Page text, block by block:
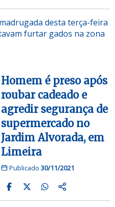
desta terça-feira
furtar gados na zona
Homem é preso após
roubar cadeado e
agredir segurança de
supermercado no
Jardim Alvorada, em
Limeira
Publicado 30/11/2021